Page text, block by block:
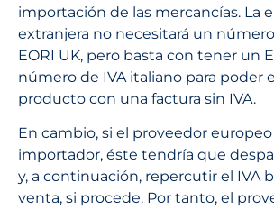
importación de las mercancías. La
extranjera no necesitará un
EORI UK, pero basta con tener un
número de IVA italiano para poder
producto con una factura sin IVA.
En cambio, si el proveedor
importador, éste tendría que
y, a continuación, repercutir el IVA
venta, si procede. Por tanto, el